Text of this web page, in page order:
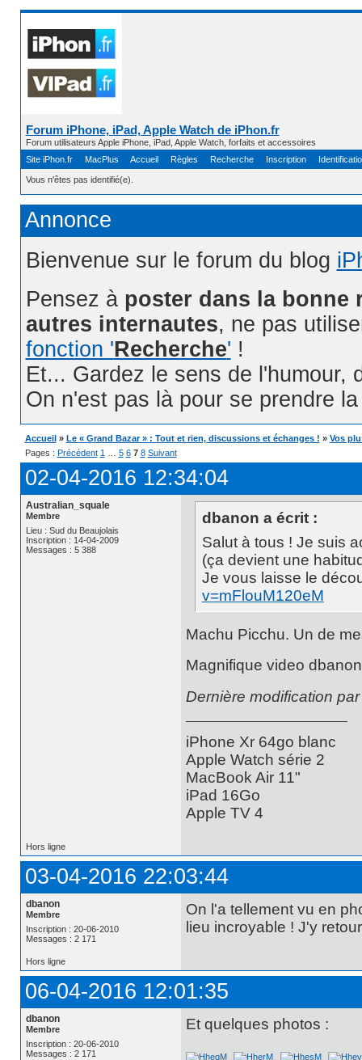
Forum iPhone, iPad, Apple Watch de iPhon.fr
Forum utilisateurs Apple iPhone, iPad, Apple Watch, forfaits et accessoires
Site iPhon.fr
MacPlus Accueil Règles Recherche Inscription
Vous n'êtes pas identifié(e).
Annonce
Bienvenue sur le forum du blog
Pensez à poster dans la bonne
autres internautes, ne pas
fonction 'Recherche' !
Et... Gardez le sens de l'humour,
On n'est pas là pour se prendre
Accueil » Le « Grand Bazar » : Tout et rien, discussions et échanges ! » Vos
Pages : Précédent 1 5 6 7 8 Suivant
02-04-2016 12:34:04
Australian_squale
Membre
Lieu : Sud du Beaujolais
Inscription : 14-04-2009
Messages : 5 388
dbanon a écrit :
Salut à tous ! Je suis
(ça devient une
Je vous laisse le
v=mFlouM120eM
Machu Picchu. Un de
Magnifique video
Dernière modification
iPhone Xr 64go blanc
Apple Watch série 2
MacBook Air 11"
iPad 16Go
Apple TV 4
Hors ligne
03-04-2016 22:03:44
dbanon
Membre
Inscription : 20-06-2010
Messages : 2 171
On l'a tellement vu en
lieu incroyable ! J'y
Hors ligne
06-04-2016 12:01:35
dbanon
Membre
Inscription : 20-06-2010
Messages : 2 171
Et quelques photos :